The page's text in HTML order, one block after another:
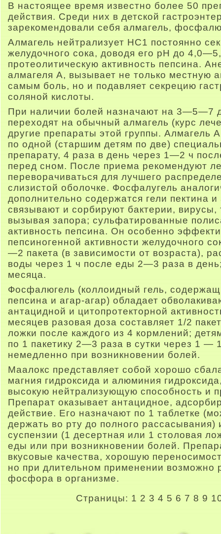
В настоящее время известно более 50
действия. Среди них в детской
зарекомендовали себя алмагель,
Алмагель нейтрализует НС1 постоянно
желудочного сока, доводя его рН до
протеолитическую активность пепсина.
алмагеля А, вызывает не только местную
самым боль, но и подавляет секрецию
соляной кислоты.
При наличии болей назначают на 3—5—7
переходят на обычный алмагель (курс
другие препараты этой группы. Алмагель
по одной (старшим детям по две)
препарату, 4 раза в день через 1—2 ч
перед сном. После приема рекомендуют
переворачиваться для лучшего
слизистой оболочке. Фосфалугель
дополнительно содержатся гели пектина
связывают и сорбируют бактерии, вирусы,
вызывая запора; сульфатированные
активность пепсина. Он особенно
пепсиногенной активности желудочного
—2 пакета (в зависимости от возраста),
воды через 1 ч после еды 2—3 раза в
месяца.
Фосфалюгель (коллоидный гель,
пепсина и агар-агар) обладает
антацидной и цитопротекторной
месяцев разовая доза составляет 1/2
ложки после каждого из 4 кормлений;
по 1 пакетику 2—3 раза в сутки через 1 —
немедленно при возникновении болей.
Маалокс представляет собой хорошо
магния гидроксида и алюминия
высокую нейтрализующую способность и
Препарат оказывает антацидное,
действие. Его назначают по 1 таблетке
держать во рту до полного
суспензии (1 десертная или 1 столовая
еды или при возникновении болей.
вкусовые качества, хорошую
но при длительном применении возможно
фосфора в организме.
Страницы: 1 2 3 4 5 6 7 8 9